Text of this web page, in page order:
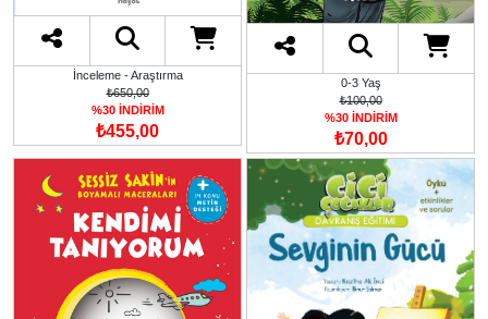
İnceleme - Araştırma
₺650,00
%30 İNDİRİM
₺455,00
0-3 Yaş
₺100,00
%30 İNDİRİM
₺70,00